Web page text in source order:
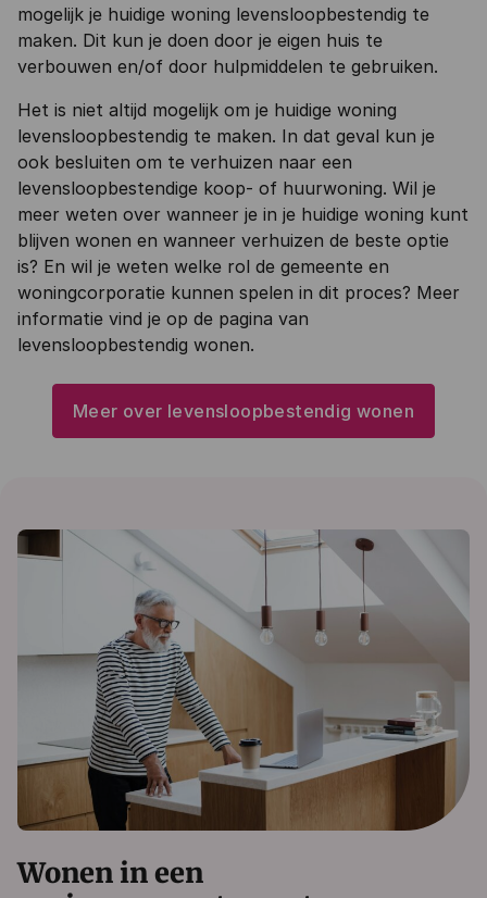
mogelijk je huidige woning levensloopbestendig te
maken. Dit kun je doen door je eigen huis te
verbouwen en/of door hulpmiddelen te gebruiken.
Het is niet altijd mogelijk om je huidige woning
levensloopbestendig te maken. In dat geval kun je
ook besluiten om te verhuizen naar een
levensloopbestendige koop- of huurwoning. Wil je
meer weten over wanneer je in je huidige woning kunt
blijven wonen en wanneer verhuizen de beste optie
is? En wil je weten welke rol de gemeente en
woningcorporatie kunnen spelen in dit proces? Meer
informatie vind je op de pagina van
levensloopbestendig wonen.
Meer over levensloopbestendig wonen
Wonen in een